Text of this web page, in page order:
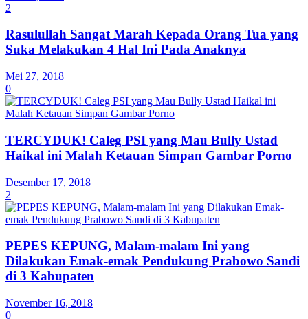
2
Rasulullah Sangat Marah Kepada Orang Tua yang
Suka Melakukan 4 Hal Ini Pada Anaknya
Mei 27, 2018
0
TERCYDUK! Caleg PSI yang Mau Bully Ustad
Haikal ini Malah Ketauan Simpan Gambar Porno
Desember 17, 2018
2
PEPES KEPUNG, Malam-malam Ini yang
Dilakukan Emak-emak Pendukung Prabowo Sandi
di 3 Kabupaten
November 16, 2018
0